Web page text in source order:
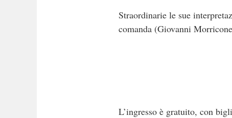
Straordinarie le sue
comanda (Giovanni
L’ingresso è gratuito, con